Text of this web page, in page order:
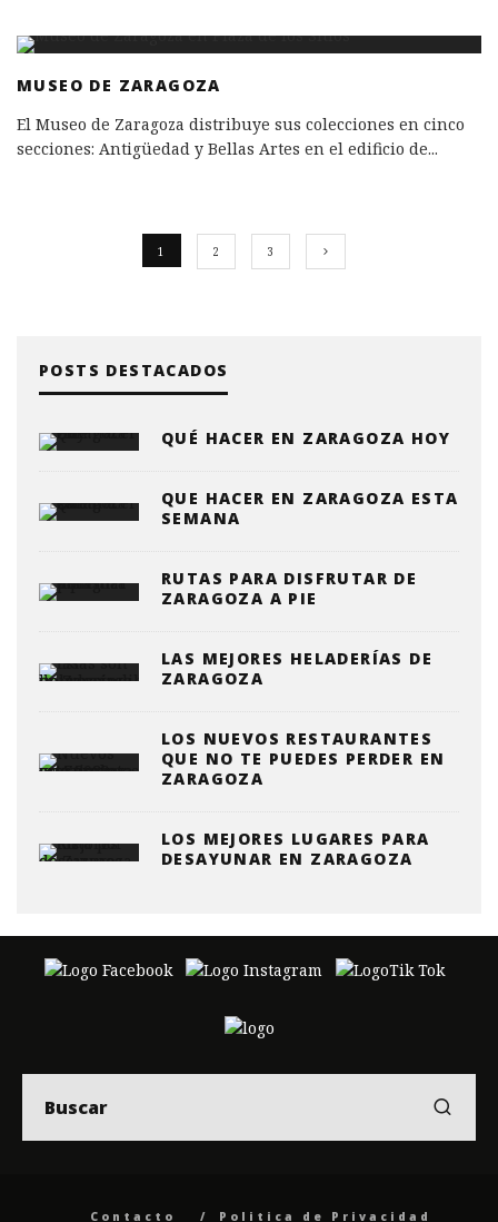
MUSEO DE ZARAGOZA
El Museo de Zaragoza distribuye sus colecciones en cinco
secciones: Antigüedad y Bellas Artes en el edificio de...
1 2 3
POSTS DESTACADOS
QUÉ HACER EN ZARAGOZA HOY
QUE HACER EN ZARAGOZA ESTA
SEMANA
RUTAS PARA DISFRUTAR DE
ZARAGOZA A PIE
LAS MEJORES HELADERÍAS DE
ZARAGOZA
LOS NUEVOS RESTAURANTES
QUE NO TE PUEDES PERDER EN
ZARAGOZA
LOS MEJORES LUGARES PARA
DESAYUNAR EN ZARAGOZA
Contacto Politica de Privacidad